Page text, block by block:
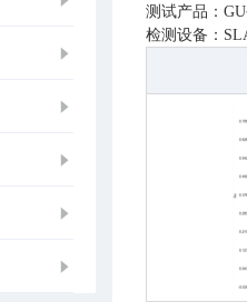
测试产品：
检测设备：